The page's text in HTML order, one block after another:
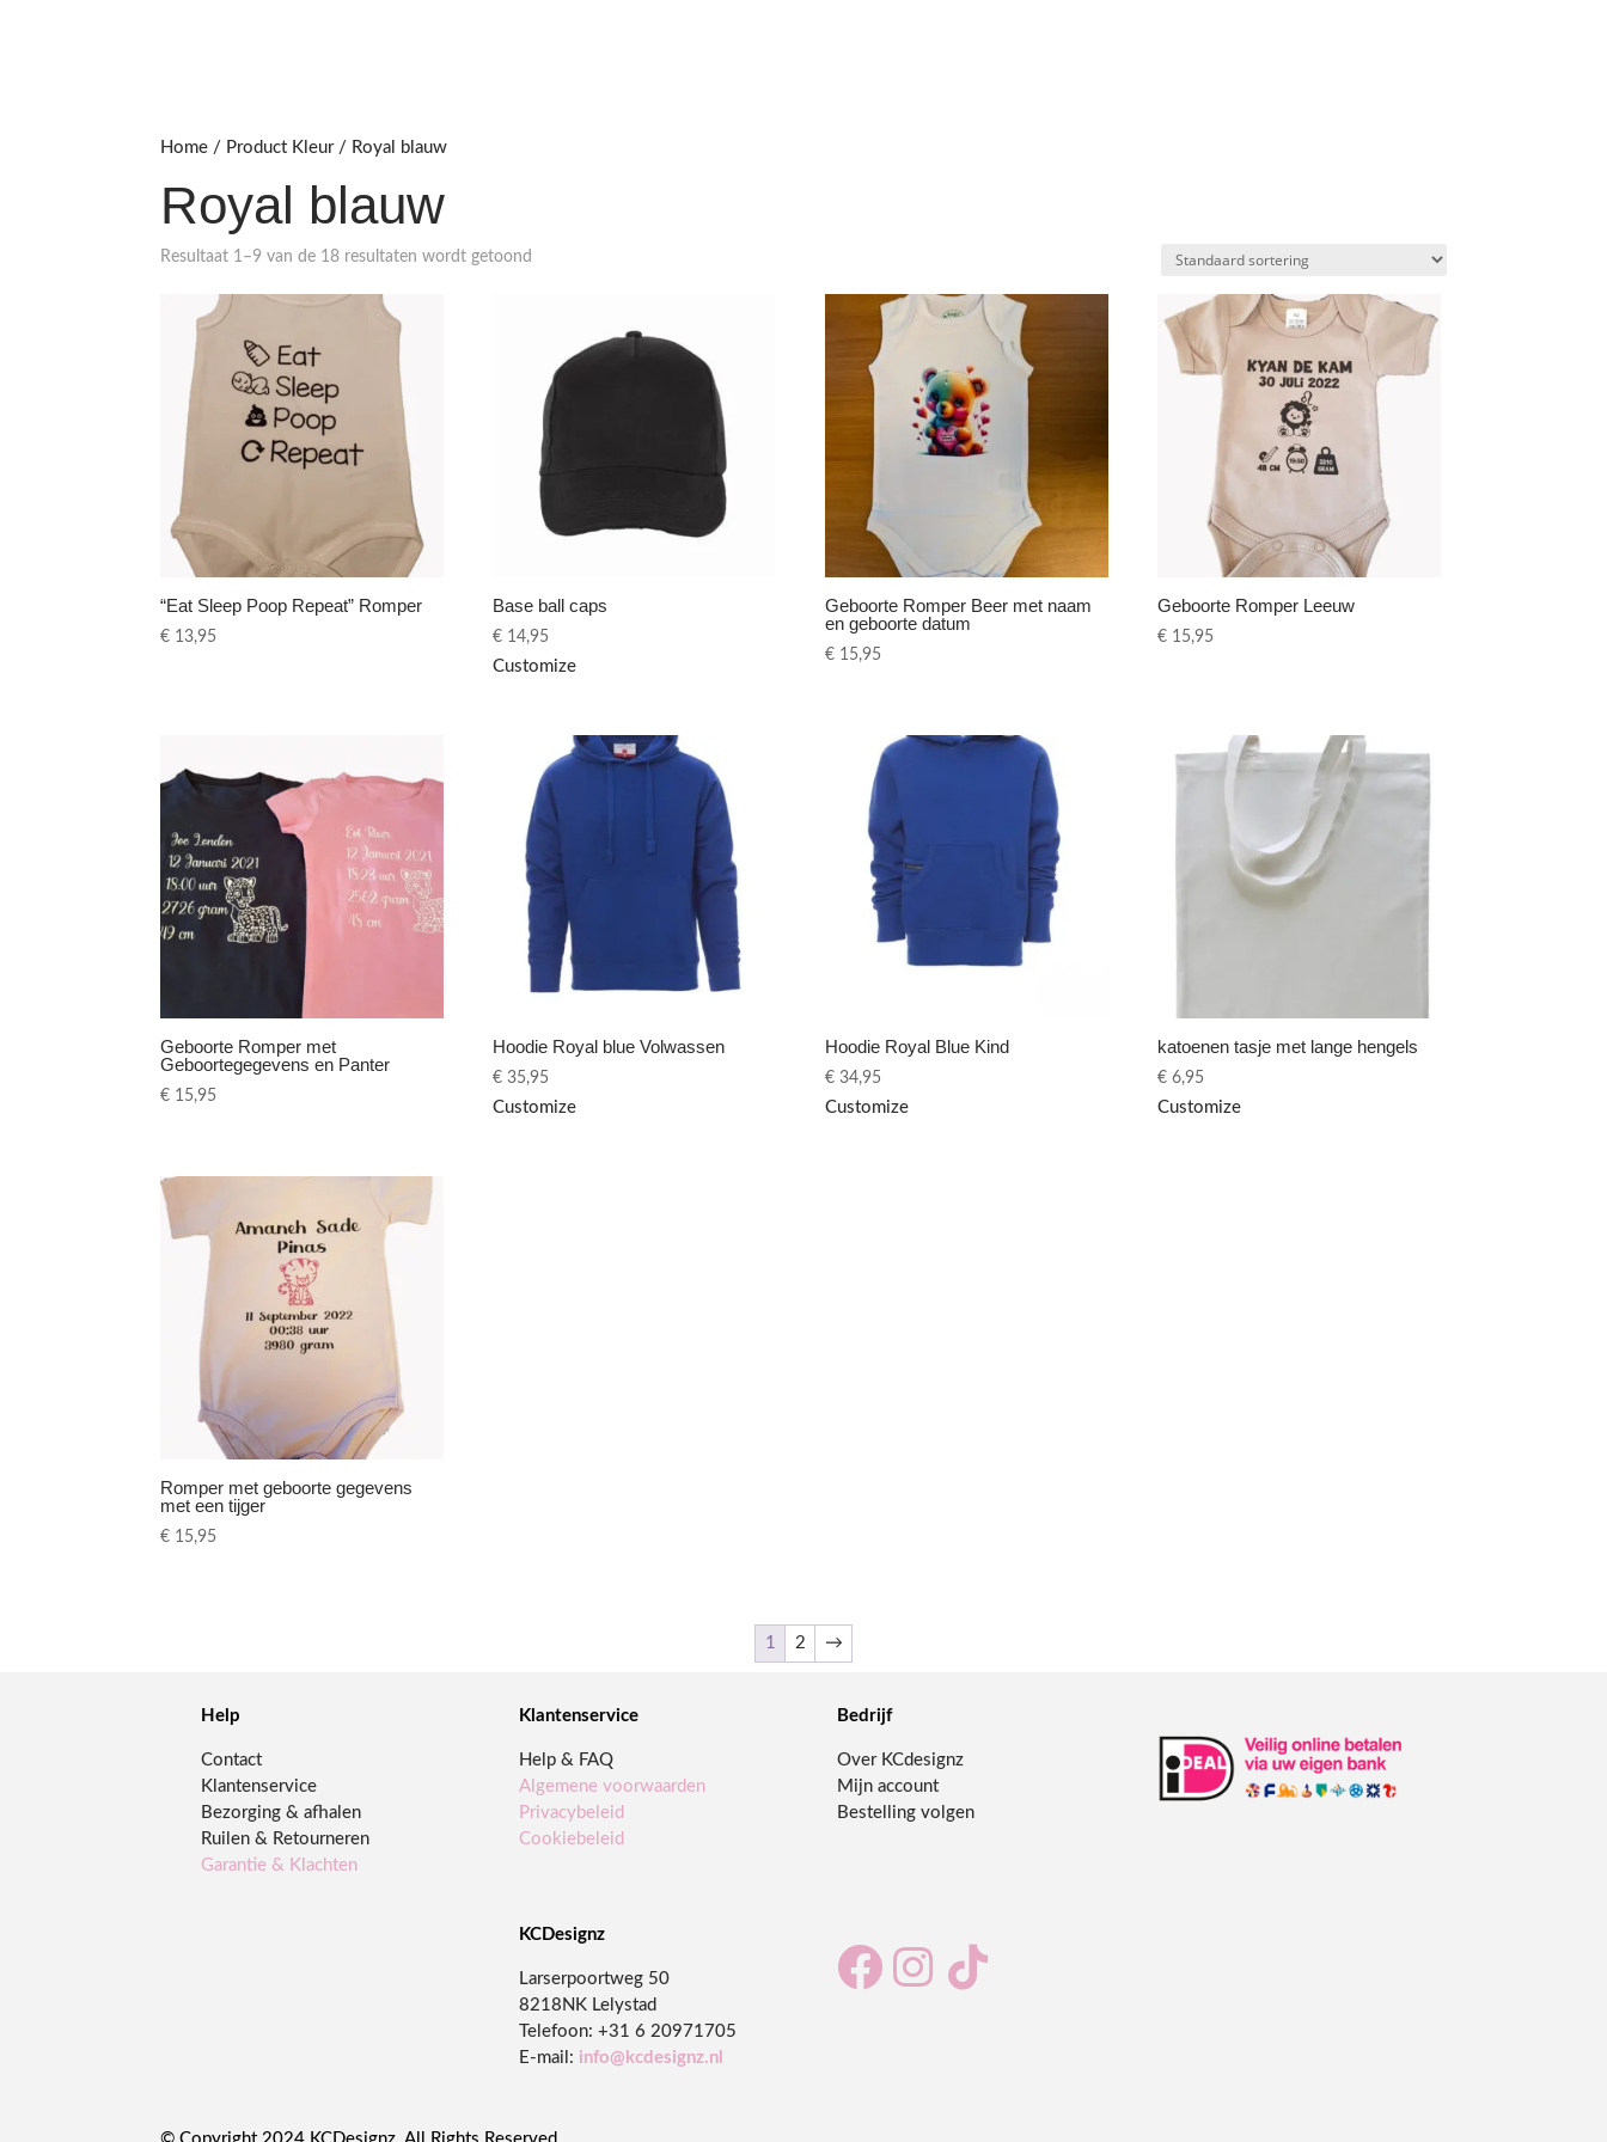
Home / Product Kleur / Royal blauw
Royal blauw
Resultaat 1–9 van de 18 resultaten wordt getoond
“Eat Sleep Poop Repeat” Romper
€ 13,95
Base ball caps
€ 14,95
Customize
Geboorte Romper Beer met naam
en geboorte datum
€ 15,95
Geboorte Romper Leeuw
€ 15,95
Geboorte Romper met
Geboortegegevens en Panter
€ 15,95
Hoodie Royal blue Volwassen
€ 35,95
Customize
Hoodie Royal Blue Kind
€ 34,95
Customize
katoenen tasje met lange hengels
€ 6,95
Customize
Romper met geboorte gegevens
met een tijger
€ 15,95
1 2 →
Help
Contact
Klantenservice
Bezorging & afhalen
Ruilen & Retourneren
Garantie & Klachten
Klantenservice
Help & FAQ
Algemene voorwaarden
Privacybeleid
Cookiebeleid
KCDesignz
Larserpoortweg 50
8218NK Lelystad
Telefoon: +31 6 20971705
E-mail: info@kcdesignz.nl
Bedrijf
Over KCdesignz
Mijn account
Bestelling volgen
  